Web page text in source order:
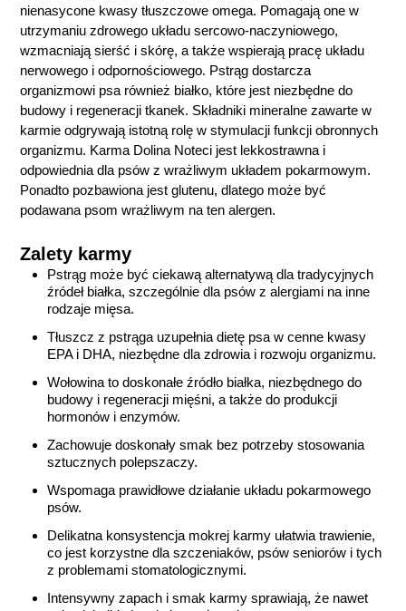
nienasycone kwasy tłuszczowe omega. Pomagają one w
utrzymaniu zdrowego układu sercowo-naczyniowego,
wzmacniają sierść i skórę, a także wspierają pracę układu
nerwowego i odpornościowego. Pstrąg dostarcza
organizmowi psa również białko, które jest niezbędne do
budowy i regeneracji tkanek. Składniki mineralne zawarte w
karmie odgrywają istotną rolę w stymulacji funkcji obronnych
organizmu. Karma Dolina Noteci jest lekkostrawna i
odpowiednia dla psów z wrażliwym układem pokarmowym.
Ponadto pozbawiona jest glutenu, dlatego może być
podawana psom wrażliwym na ten alergen.
Zalety karmy
Pstrąg może być ciekawą alternatywą dla tradycyjnych
źródeł białka, szczególnie dla psów z alergiami na inne
rodzaje mięsa.
Tłuszcz z pstrąga uzupełnia dietę psa w cenne kwasy
EPA i DHA, niezbędne dla zdrowia i rozwoju organizmu.
Wołowina to doskonałe źródło białka, niezbędnego do
budowy i regeneracji mięśni, a także do produkcji
hormonów i enzymów.
Zachowuje doskonały smak bez potrzeby stosowania
sztucznych polepszaczy.
Wspomaga prawidłowe działanie układu pokarmowego
psów.
Delikatna konsystencja mokrej karmy ułatwia trawienie,
co jest korzystne dla szczeniaków, psów seniorów i tych
z problemami stomatologicznymi.
Intensywny zapach i smak karmy sprawiają, że nawet